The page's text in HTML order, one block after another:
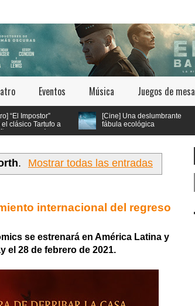
Eventos Música Juegos de mesa
Impostor”
Tartufo a
[Cine] Una deslumbrante
fábula ecológica
. Mostrar todas las entradas
internacional del regreso
se estrenará en América Latina y
el 28 de febrero de 2021.